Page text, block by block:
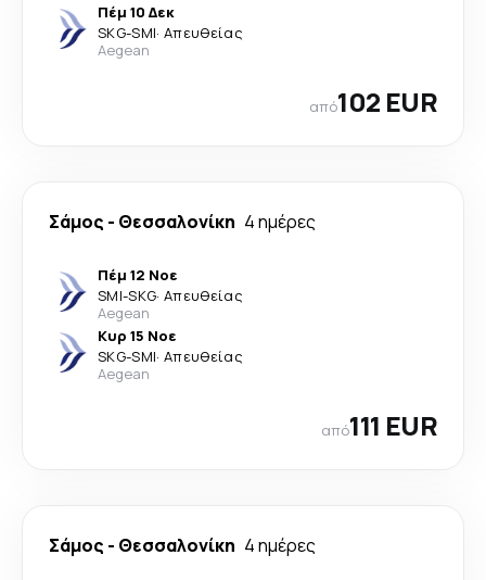
Πέμ 10 Δεκ
SKG-SMI· Απευθείας
Aegean
από102 EUR
Σάμος - Θεσσαλονίκη 4 ημέρες
Πέμ 12 Νοε
SMI-SKG· Απευθείας
Aegean
Κυρ 15 Νοε
SKG-SMI· Απευθείας
Aegean
από111 EUR
Σάμος - Θεσσαλονίκη 4 ημέρες